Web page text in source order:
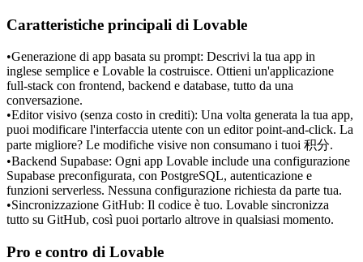
Caratteristiche principali di Lovable
•Generazione di app basata su prompt: Descrivi la tua app in
inglese semplice e Lovable la costruisce. Ottieni un'applicazione
full-stack con frontend, backend e database, tutto da una
conversazione.
•Editor visivo (senza costo in crediti): Una volta generata la tua app,
puoi modificare l'interfaccia utente con un editor point-and-click. La
parte migliore? Le modifiche visive non consumano i tuoi 积分.
•Backend Supabase: Ogni app Lovable include una configurazione
Supabase preconfigurata, con PostgreSQL, autenticazione e
funzioni serverless. Nessuna configurazione richiesta da parte tua.
•Sincronizzazione GitHub: Il codice è tuo. Lovable sincronizza
tutto su GitHub, così puoi portarlo altrove in qualsiasi momento.
Pro e contro di Lovable